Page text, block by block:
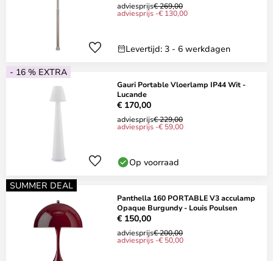
adviesprijs€ 269,00
adviesprijs -€ 130,00
Levertijd: 3 - 6 werkdagen
- 16 % EXTRA
Gauri Portable Vloerlamp IP44 Wit -
Lucande
€ 170,00
adviesprijs€ 229,00
adviesprijs -€ 59,00
Op voorraad
SUMMER DEAL
Panthella 160 PORTABLE V3 acculamp
Opaque Burgundy - Louis Poulsen
€ 150,00
adviesprijs€ 200,00
adviesprijs -€ 50,00